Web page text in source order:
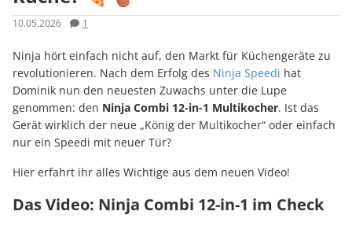
10.05.2026 1
Ninja hört einfach nicht auf, den Markt für Küchengeräte zu
revolutionieren. Nach dem Erfolg des Ninja Speedi hat
Dominik nun den neuesten Zuwachs unter die Lupe
genommen: den Ninja Combi 12-in-1 Multikocher. Ist das
Gerät wirklich der neue „König der Multikocher“ oder einfach
nur ein Speedi mit neuer Tür?
Hier erfahrt ihr alles Wichtige aus dem neuen Video!
Das Video: Ninja Combi 12-in-1 im Check